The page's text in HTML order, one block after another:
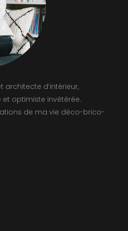
architecte d’intérieur,
optimiste invétérée.
de ma vie déco-brico-